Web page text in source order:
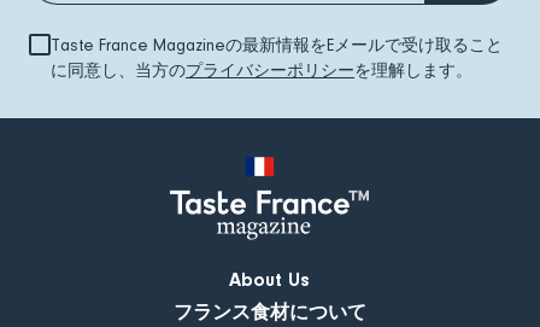
Taste France Magazineの最新情報をEメールで受け取ること
に同意し、当方のプライバシーポリシーを理解します。
About Us
フランス食材について